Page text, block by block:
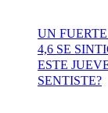
UN
4,6 SE
ESTE
SENTISTE?